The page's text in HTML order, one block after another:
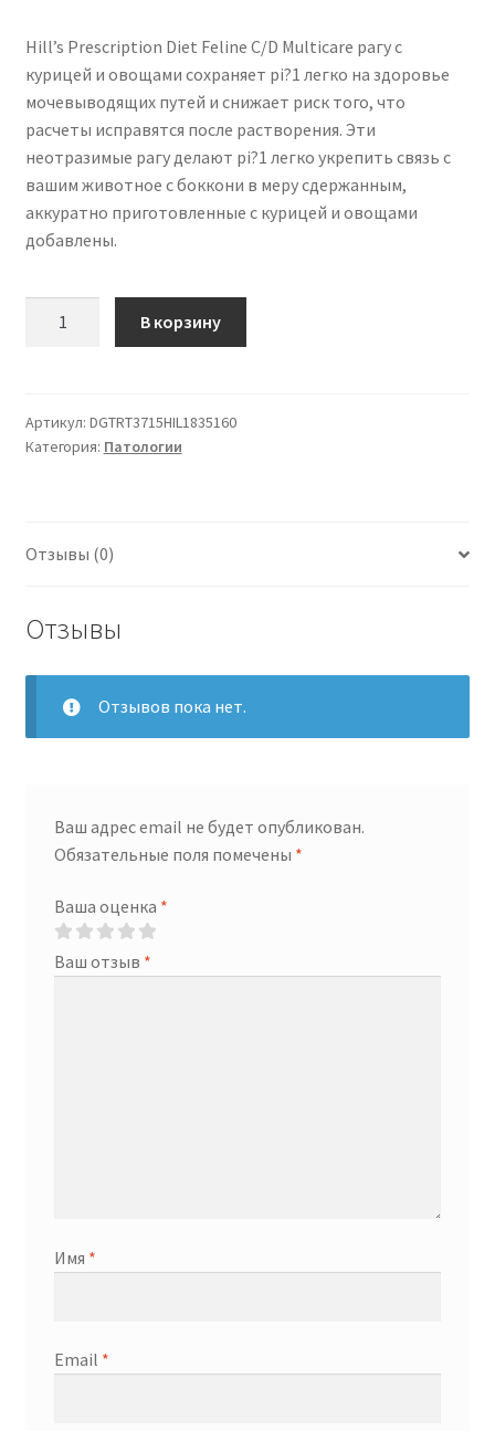
Hill’s Prescription Diet Feline C/D Multicare рагу с
курицей и овощами сохраняет pi?1 легко на здоровье
мочевыводящих путей и снижает риск того, что
расчеты исправятся после растворения. Эти
неотразимые рагу делают pi?1 легко укрепить связь с
вашим животное с боккони в меру сдержанным,
аккуратно приготовленные с курицей и овощами
добавлены.
Diet
Feline
с
овощами
В корзину
Артикул: DGTRT3715HIL1835160
Категория: Патологии
Отзывы (0)
Отзывы
Отзывов пока нет.
Ваш адрес email не будет опубликован.
Обязательные поля помечены *
Ваша оценка *
Ваш отзыв *
Имя *
Email *